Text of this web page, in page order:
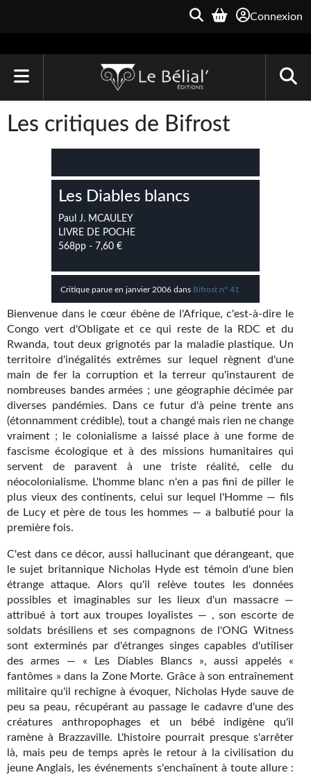
Connexion
Le Bélial'
Une Heure-Lumière
Archive du Futur
Quarante-Deux
Kvasar
Pulps
Wotan
Étoiles vives
Yellow Submarine
NUMÉRIQUE
Romans et recueils
Une Heure-Lumière
Nouvelles
Bifrost
Livres audio
Gratuit
Sans DRM
Tous les numéros
En numérique
Les critiques de Bifrost
Les Diables blancs
Paul J. MCAULEY
LIVRE DE POCHE
568pp - 7,60 €
Critique parue en janvier 2006 dans Bifrost n° 41
Bienvenue dans le cœur ébène de l'Afrique, c'est-à-dire le
Congo vert d'Obligate et ce qui reste de la RDC et du
Rwanda, tout deux grignotés par la maladie plastique. Un
territoire d'inégalités extrêmes sur lequel règnent d'une
main de fer la corruption et la terreur qu'instaurent de
nombreuses bandes armées ; une géographie décimée par
diverses pandémies. Dans ce futur d'à peine trente ans
(étonnamment crédible), tout a changé mais rien ne change
vraiment ; le colonialisme a laissé place à une forme de
fascisme écologique et à des missions humanitaires qui
servent de paravent à une triste réalité, celle du
néocolonialisme. L'homme blanc n'en a pas fini de piller le
plus vieux des continents, celui sur lequel l'Homme — fils
de Lucy et père de tous les hommes — a balbutié pour la
première fois.
C'est dans ce décor, aussi hallucinant que dérangeant, que
le sujet britannique Nicholas Hyde est témoin d'une bien
étrange attaque. Alors qu'il relève toutes les données
possibles et imaginables sur les lieux d'un massacre —
attribué à tort aux troupes loyalistes — , son escorte de
soldats brésiliens et ses compagnons de l'ONG Witness
sont exterminés par d'étranges singes capables d'utiliser
des armes — « Les Diables Blancs », aussi appelés «
fantômes » dans la Zone Morte. Grâce à son entraînement
militaire qu'il rechigne à évoquer, Nicholas Hyde sauve de
peu sa peau, récupérant au passage le cadavre d'une des
créatures anthropophages et un bébé indigène qu'il
ramène à Brazzaville. L'histoire pourrait presque s'arrêter
là, mais peu de temps après le retour à la civilisation du
jeune Anglais, les événements s'enchaînent à toute allure :